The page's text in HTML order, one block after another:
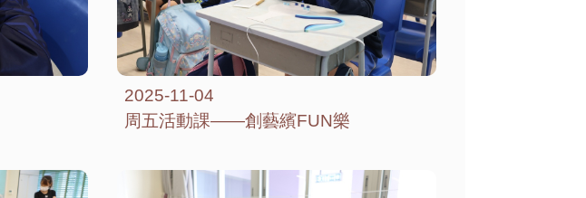
2025-11-04
周五活動課——創藝繽FUN樂